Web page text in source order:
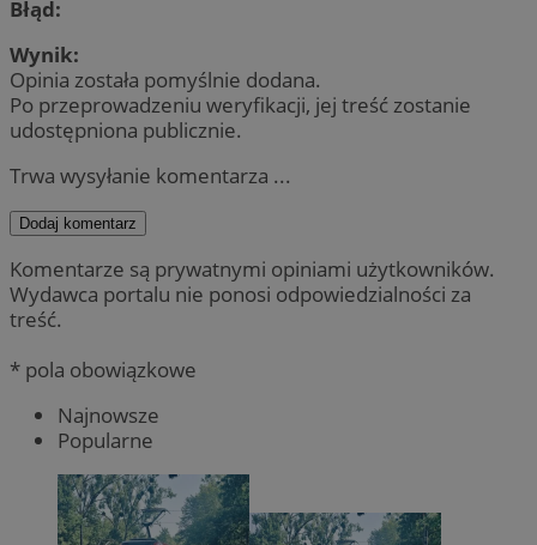
Błąd:
Wynik:
Opinia została pomyślnie dodana.
Po przeprowadzeniu weryfikacji, jej treść zostanie
udostępniona publicznie.
Trwa wysyłanie komentarza ...
Dodaj komentarz
Komentarze są prywatnymi opiniami użytkowników.
Wydawca portalu nie ponosi odpowiedzialności za
treść.
* pola obowiązkowe
Najnowsze
Popularne